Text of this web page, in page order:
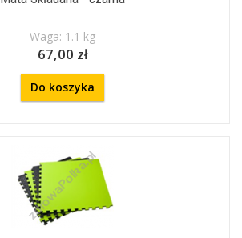
Waga: 1.1 kg
67,00 zł
Do koszyka